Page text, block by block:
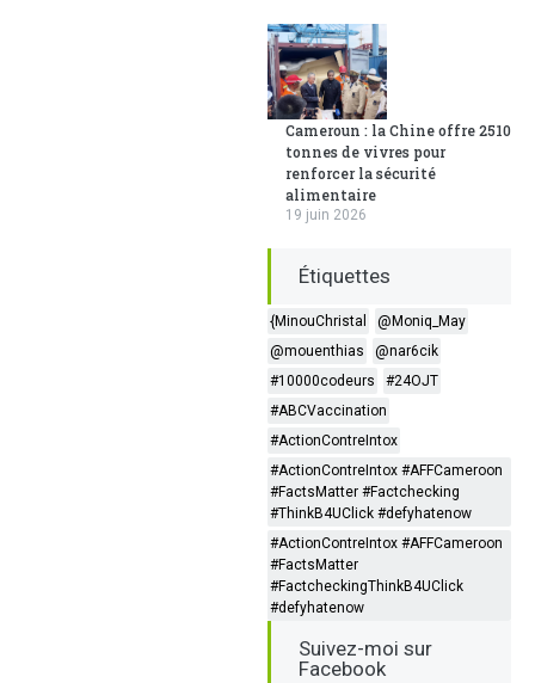
Cameroun : la Chine offre 2510
tonnes de vivres pour
renforcer la sécurité
alimentaire
19 juin 2026
Étiquettes
{MinouChristal
@Moniq_May
@mouenthias
@nar6cik
#10000codeurs
#24OJT
#ABCVaccination
#ActionContreIntox
#ActionContreIntox #AFFCameroon
#FactsMatter #Factchecking
#ThinkB4UClick #defyhatenow
#ActionContreIntox #AFFCameroon
#FactsMatter
#FactcheckingThinkB4UClick
#defyhatenow
Suivez-moi sur
Facebook